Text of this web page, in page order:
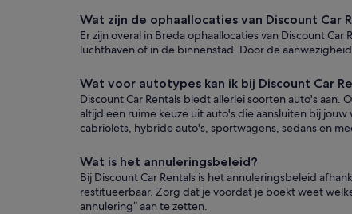
Wat zijn de ophaallocaties van Discount Car
Er zijn overal in Breda ophaallocaties van Discount
luchthaven of in de binnenstad. Door de
Wat voor autotypes kan ik bij Discount Car
Discount Car Rentals biedt allerlei soorten auto's
altijd een ruime keuze uit auto's die aansluiten bij
cabriolets, hybride auto's, sportwagens, sedans en
Wat is het annuleringsbeleid?
Bij Discount Car Rentals is het annuleringsbeleid
restitueerbaar. Zorg dat je voordat je boekt weet
annulering” aan te zetten.